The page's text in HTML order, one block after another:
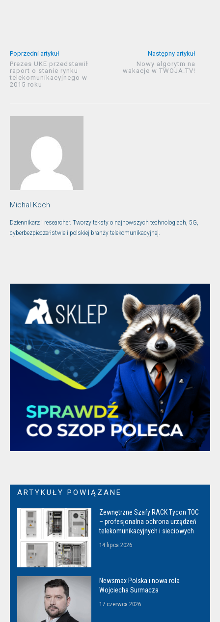
Poprzedni artykuł
Prezes UKE przedstawił
raport o stanie rynku
telekomunikacyjnego w
2015 roku
Następny artykuł
Nowy algorytm na
wakacje w TWOJA.TV!
Michal.Koch
Dziennikarz i researcher. Tworzy teksty o najnowszych technologiach, 5G,
cyberbezpieczeństwie i polskiej branży telekomunikacyjnej.
ARTYKUŁY POWIĄZANE
Zewnętrzne Szafy RACK Tycon TOC
– profesjonalna ochrona urządzeń
telekomunikacyjnych i sieciowych
14 lipca 2026
Newsmax Polska i nowa rola
Wojciecha Surmacza
17 czerwca 2026